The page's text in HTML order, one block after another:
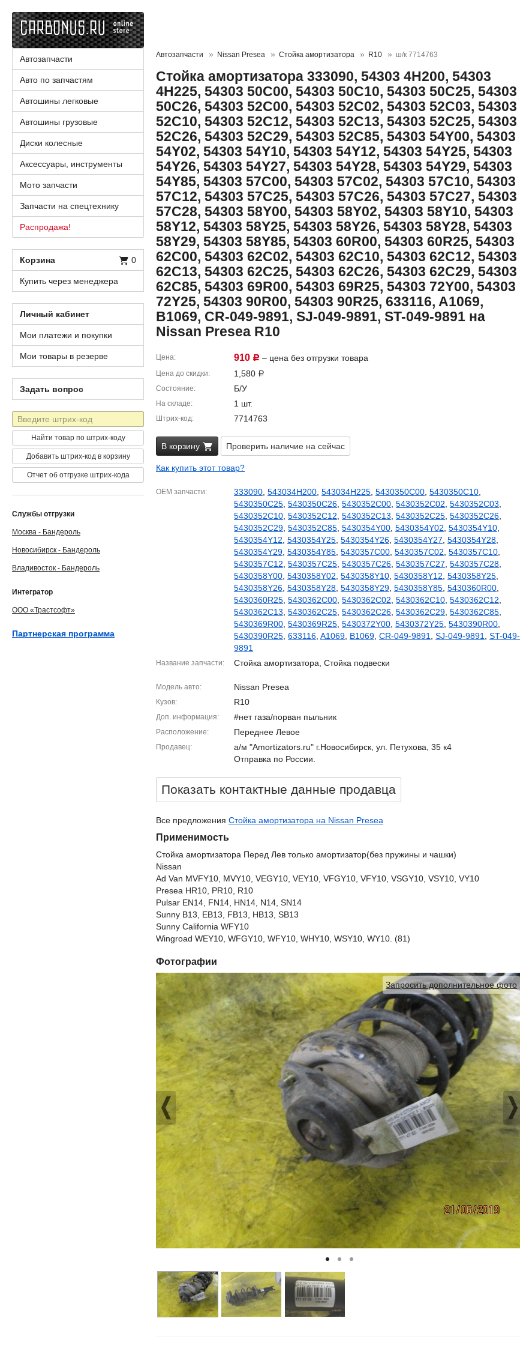
Автозапчасти Nissan Presea Стойка амортизатора R10 ш/к 7714763
Стойка амортизатора 333090, 54303 4H200, 54303
4H225, 54303 50C00, 54303 50C10, 54303 50C25, 54303
50C26, 54303 52C00, 54303 52C02, 54303 52C03, 54303
52C10, 54303 52C12, 54303 52C13, 54303 52C25, 54303
52C26, 54303 52C29, 54303 52C85, 54303 54Y00, 54303
54Y02, 54303 54Y10, 54303 54Y12, 54303 54Y25, 54303
54Y26, 54303 54Y27, 54303 54Y28, 54303 54Y29, 54303
54Y85, 54303 57C00, 54303 57C02, 54303 57C10, 54303
57C12, 54303 57C25, 54303 57C26, 54303 57C27, 54303
57C28, 54303 58Y00, 54303 58Y02, 54303 58Y10, 54303
58Y12, 54303 58Y25, 54303 58Y26, 54303 58Y28, 54303
58Y29, 54303 58Y85, 54303 60R00, 54303 60R25, 54303
62C00, 54303 62C02, 54303 62C10, 54303 62C12, 54303
62C13, 54303 62C25, 54303 62C26, 54303 62C29, 54303
62C85, 54303 69R00, 54303 69R25, 54303 72Y00, 54303
72Y25, 54303 90R00, 54303 90R25, 633116, A1069,
B1069, CR-049-9891, SJ-049-9891, ST-049-9891 на
Nissan Presea R10
Цена 910 Р – цена без отгрузки товара
Цена до скидки 1,580 Р
Состояние Б/У
На складе 1 шт.
Штрих-код 7714763
В корзину Проверить наличие на сейчас
Как купить этот товар?
OEM запчасти 333090 543034H200 543034H225 5430350C00 5430350C10
5430350C25 5430350C26 5430352C00 5430352C02 5430352C03
5430352C10 5430352C12 5430352C13 5430352C25 5430352C26
5430352C29 5430352C85 5430354Y00 5430354Y02 5430354Y10
5430354Y12 5430354Y25 5430354Y26 5430354Y27 5430354Y28
5430354Y29 5430354Y85 5430357C00 5430357C02 5430357C10
5430357C12 5430357C25 5430357C26 5430357C27 5430357C28
5430358Y00 5430358Y02 5430358Y10 5430358Y12 5430358Y25
5430358Y26 5430358Y28 5430358Y29 5430358Y85 5430360R00
5430360R25 5430362C00 5430362C02 5430362C10 5430362C12
5430362C13 5430362C25 5430362C26 5430362C29 5430362C85
5430369R00 5430369R25 5430372Y00 5430372Y25 5430390R00
5430390R25 633116 A1069 B1069 CR-049-9891 SJ-049-9891
ST-049-
9891
Название запчасти Стойка амортизатора, Стойка подвески
Модель авто Nissan Presea
Кузов R10
Доп. информация #нет газа/порван пыльник
Расположение Переднее Левое
Продавец
а/м "Amortizators.ru" г.Новосибирск, ул. Петухова, 35 к4
Отправка по России.
Показать контактные данные продавцa
Все предложения Стойка амортизатора на Nissan Presea
Применимость
Стойка амортизатора Перед Лев только амортизатор(без пружины и чашки)
Nissan
Ad Van MVFY10, MVY10, VEGY10, VEY10, VFGY10, VFY10, VSGY10, VSY10, VY10
Presea HR10, PR10, R10
Pulsar EN14, FN14, HN14, N14, SN14
Sunny B13, EB13, FB13, HB13, SB13
Sunny California WFY10
Wingroad WEY10, WFGY10, WFY10, WHY10, WSY10, WY10. (81)
Фотографии
Запросить дополнительное фото
Автозапчасти
Авто по запчастям
Автошины легковые
Автошины грузовые
Диски колесные
Аксессуары, инструменты
Мото запчасти
Запчасти на спецтехнику
Распродажа!
Корзина 0
Купить через менеджера
Личный кабинет
Мои платежи и покупки
Мои товары в резерве
Задать вопрос
Штрих-
код
Найти товар по штрих-коду
Добавить штрих-код в корзину
Отчет об отгрузке штрих-кода
Службы отгрузки
Москва - Бандероль
Новосибирск - Бандероль
Владивосток - Бандероль
Интегратор
ООО «Трастсофт»
Партнерская программа